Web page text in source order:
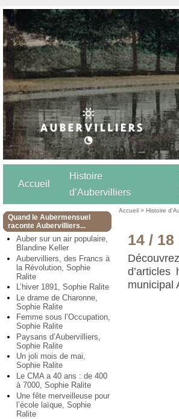
Accueil
Histoire
d’Aubervilliers
Quand le Aubermensuel
raconte Aubervilliers...
Auber sur un air populaire,
Blandine Keller
Aubervilliers, des Francs à
la Révolution, Sophie
Ralite
L’hiver 1891, Sophie Ralite
Le drame de Charonne,
Sophie Ralite
Femme sous l’Occupation,
Sophie Ralite
Paysans d’Aubervilliers,
Sophie Ralite
Un joli mois de mai,
Sophie Ralite
Le CMA a 40 ans : de 400
à 7000, Sophie Ralite
Une fête merveilleuse pour
l’école laïque, Sophie
Ralite
Accueil >Histoire
14 /
municipal